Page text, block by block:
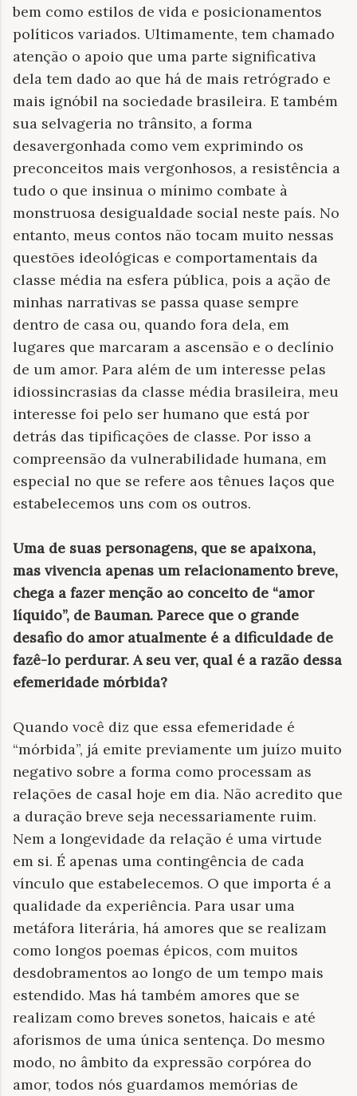
bem como estilos de vida e posicionamentos
políticos variados. Ultimamente, tem chamado
atenção o apoio que uma parte significativa
dela tem dado ao que há de mais retrógrado e
mais ignóbil na sociedade brasileira. E também
sua selvageria no trânsito, a forma
desavergonhada como vem exprimindo os
preconceitos mais vergonhosos, a resistência a
tudo o que insinua o mínimo combate à
monstruosa desigualdade social neste país. No
entanto, meus contos não tocam muito nessas
questões ideológicas e comportamentais da
classe média na esfera pública, pois a ação de
minhas narrativas se passa quase sempre
dentro de casa ou, quando fora dela, em
lugares que marcaram a ascensão e o declínio
de um amor. Para além de um interesse pelas
idiossincrasias da classe média brasileira, meu
interesse foi pelo ser humano que está por
detrás das tipificações de classe. Por isso a
compreensão da vulnerabilidade humana, em
especial no que se refere aos tênues laços que
estabelecemos uns com os outros.
Uma de suas personagens, que se apaixona,
mas vivencia apenas um relacionamento breve,
chega a fazer menção ao conceito de “amor
líquido”, de Bauman. Parece que o grande
desafio do amor atualmente é a dificuldade de
fazê-lo perdurar. A seu ver, qual é a razão dessa
efemeridade mórbida?
Quando você diz que essa efemeridade é
“mórbida”, já emite previamente um juízo muito
negativo sobre a forma como processam as
relações de casal hoje em dia. Não acredito que
a duração breve seja necessariamente ruim.
Nem a longevidade da relação é uma virtude
em si. É apenas uma contingência de cada
vínculo que estabelecemos. O que importa é a
qualidade da experiência. Para usar uma
metáfora literária, há amores que se realizam
como longos poemas épicos, com muitos
desdobramentos ao longo de um tempo mais
estendido. Mas há também amores que se
realizam como breves sonetos, haicais e até
aforismos de uma única sentença. Do mesmo
modo, no âmbito da expressão corpórea do
amor, todos nós guardamos memórias de